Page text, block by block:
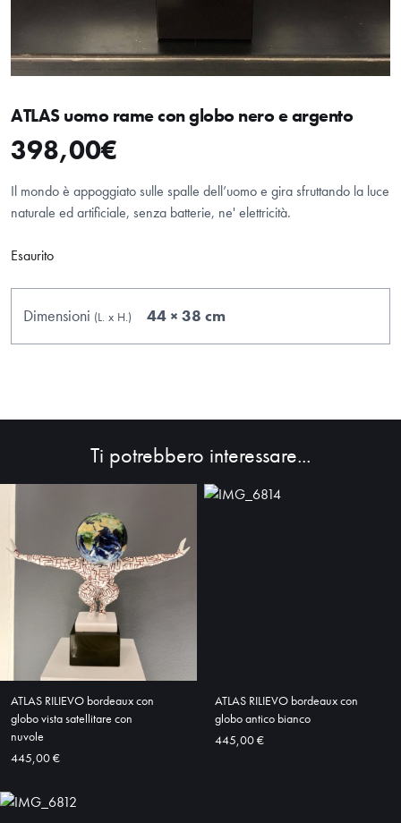
ABOUT
ATLAS uomo rame con globo nero e argento
398,00€
Il mondo è appoggiato sulle spalle dell’uomo e gira sfruttando la luce
naturale ed artificiale, senza batterie, ne' elettricità.
Esaurito
Dimensioni (L. x H. ) 44 × 38 cm
Ti potrebbero interessare...
ATLAS RILIEVO bordeaux con
globo vista satellitare con
nuvole
445,00 €
ATLAS RILIEVO bordeaux con
globo antico bianco
445,00 €